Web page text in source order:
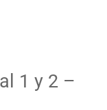
1 y 2 –